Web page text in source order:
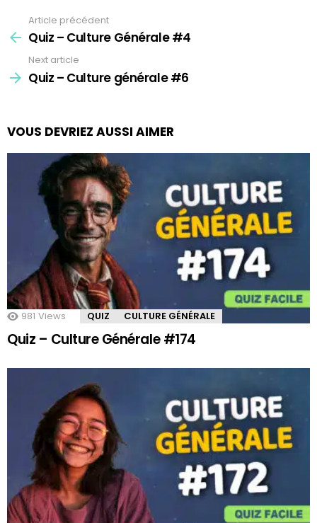
more
Article précédent
Quiz – Culture Générale #4
Next article
Quiz – Culture générale #6
VOUS DEVRIEZ AUSSI AIMER
981 Views QUIZ CULTURE GÉNÉRALE
Quiz – Culture Générale #174